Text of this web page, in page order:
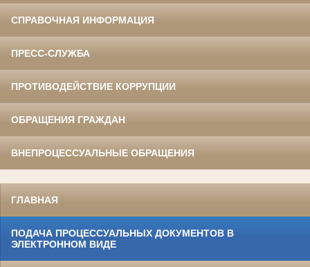
СПРАВОЧНАЯ ИНФОРМАЦИЯ
ПРЕСС-СЛУЖБА
ПРОТИВОДЕЙСТВИЕ КОРРУПЦИИ
ОБРАЩЕНИЯ ГРАЖДАН
ВНЕПРОЦЕССУАЛЬНЫЕ ОБРАЩЕНИЯ
ГЛАВНАЯ
ПОДАЧА ПРОЦЕССУАЛЬНЫХ ДОКУМЕНТОВ В
ЭЛЕКТРОННОМ ВИДЕ